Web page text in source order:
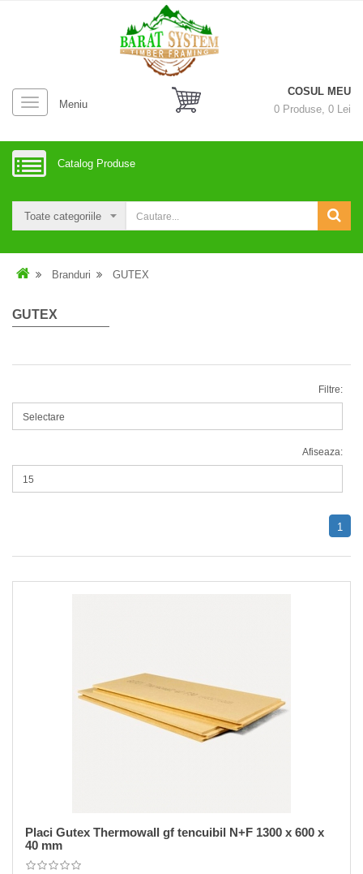
Meniu
COSUL MEU
0 Produse, 0 Lei
Catalog Produse
Branduri GUTEX
GUTEX
Filtre:
Afiseaza:
1
Placi Gutex Thermowall gf tencuibil N+F 1300 x 600 x
40 mm